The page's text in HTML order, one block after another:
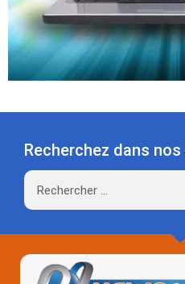
Recherchez dans
Rechercher